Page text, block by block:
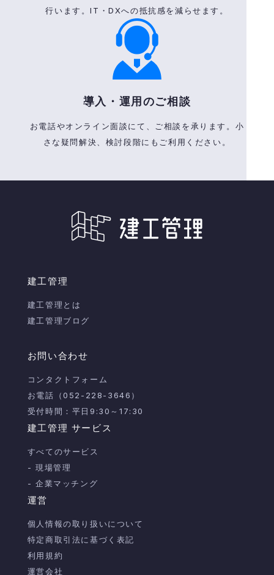
行います。IT・DXへの抵抗感を減らせます。
導入・運用のご相談
お電話やオンライン面談にて、ご相談を承ります。小
さな疑問解決、検討段階にもご利用ください。
建工管理
建工管理とは
建工管理ブログ
お問い合わせ
コンタクトフォーム
お電話（052-228-3646）
受付時間：平日9:30～17:30
建工管理 サービス
すべてのサービス
- 現場管理
- 企業マッチング
運営
個人情報の取り扱いについて
特定商取引法に基づく表記
利用規約
運営会社